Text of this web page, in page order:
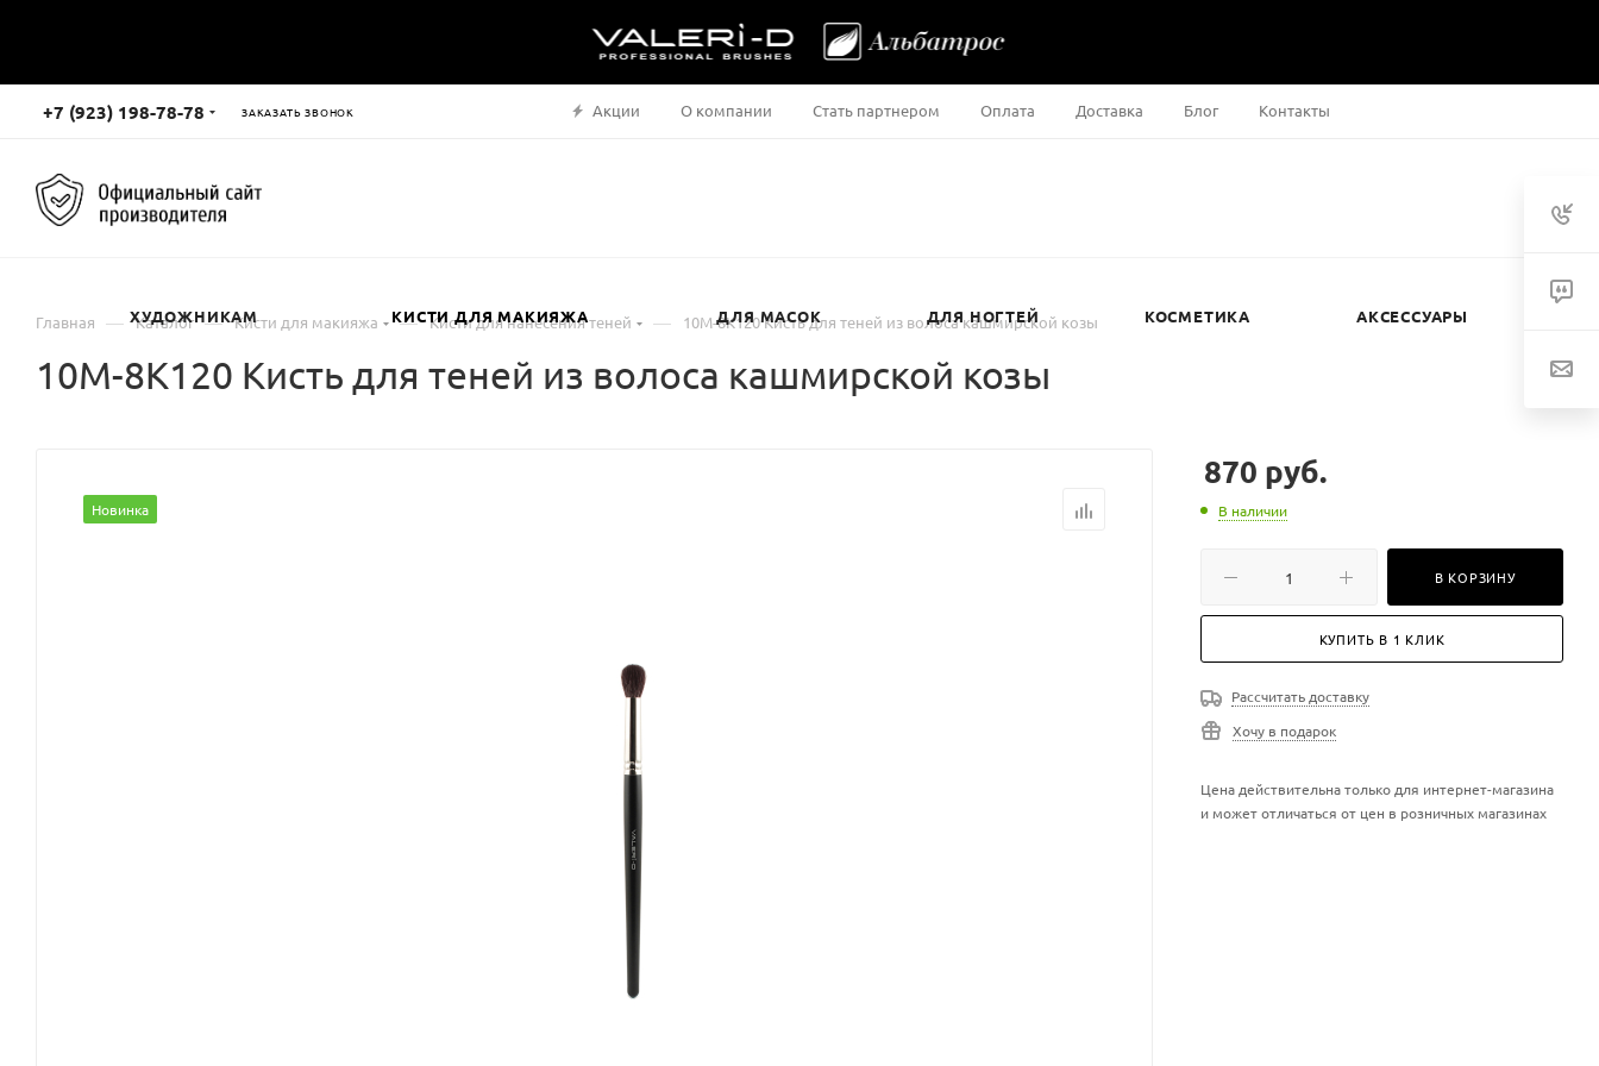
+7 (923) 198-78-78 ЗАКАЗАТЬ ЗВОНОК Акции О компании Стать партнером Оплата Доставка Блог Контакты
ХУДОЖНИКАМ КИСТИ ДЛЯ МАКИЯЖА ДЛЯ МАСОК ДЛЯ НОГТЕЙ КОСМЕТИКА АКСЕССУАРЫ
Главная — Каталог — Кисти для макияжа — Кисти для нанесения теней — 10М-8К120 Кисть для теней из волоса кашмирской козы
10М-8К120 Кисть для теней из волоса кашмирской козы
Новинка
870 руб.
В наличии
В КОРЗИНУ
КУПИТЬ В 1 КЛИК
Рассчитать доставку
Хочу в подарок
Цена действительна только для интернет-магазина
и может отличаться от цен в розничных магазинах